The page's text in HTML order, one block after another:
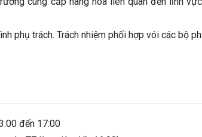
phụ trách. Trách nhiệm phối hợp vói các bộ
đến 17:00